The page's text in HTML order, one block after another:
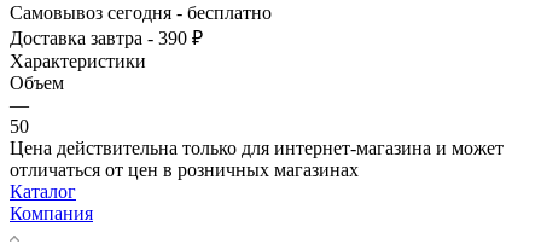
Самовывоз сегодня - бесплатно
Доставка завтра - 390 ₽
Характеристики
Объем
—
50
Цена действительна только для интернет-магазина и может
отличаться от цен в розничных магазинах
Каталог
Компания